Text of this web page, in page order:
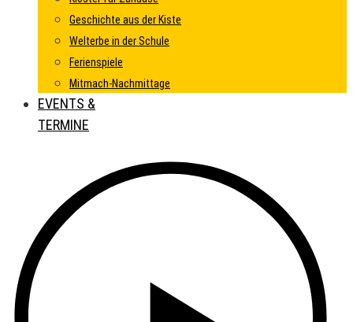
Geschichte aus der Kiste
Welterbe in der Schule
Ferienspiele
Mitmach-Nachmittage
EVENTS &
TERMINE